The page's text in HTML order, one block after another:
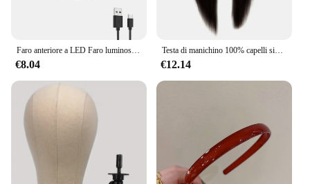
€8.04
Testa di manichino 100% capelli sintetici parrucchiere testa di allenamento con treppiede manichino cosmetologia testa di bambola per intrecciare lo Styling
€12.14